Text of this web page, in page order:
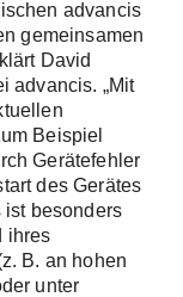
advancis
gemeinsamen
David
advancis. „Mit
Beispiel
Gerätefehler
des Gerätes
besonders
ihres
B. an hohen
unter